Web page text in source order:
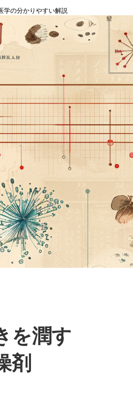
学の分かりやすい解説
を潤す
剤